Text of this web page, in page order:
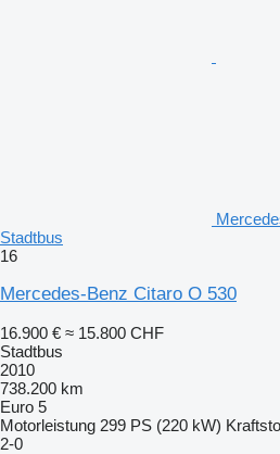
Stadtbus
16
Mercedes-Benz Citaro O 530
16.900 € ≈ 15.800 CHF
Stadtbus
2010
738.200 km
Euro 5
Motorleistung 299 PS (220 kW)
2-0